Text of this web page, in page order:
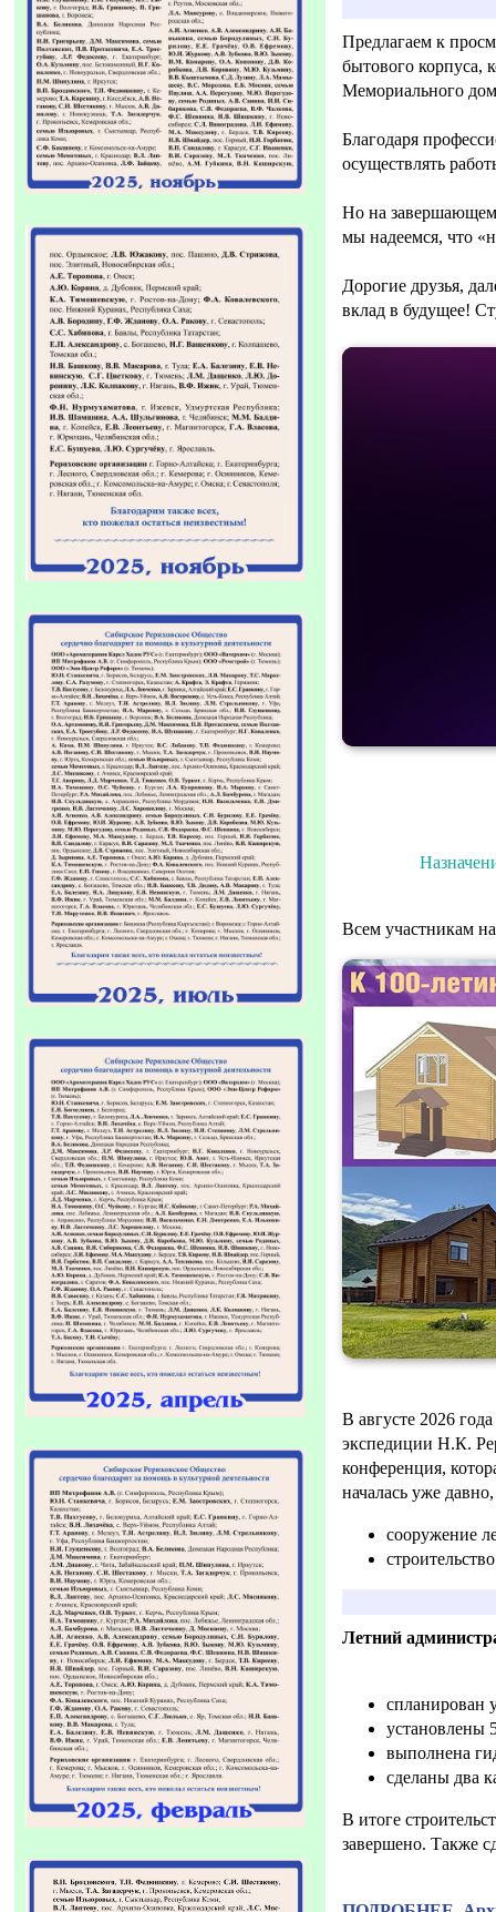
Предлагаем к
бытового корпуса,
Мемориального
Благодаря
осуществлять
Но на завершающем
мы надеемся, что
Дорогие друзья,
вклад в будущее!
Всем участникам
В августе 2026
экспедиции Н.К.
конференция,
началась уже
сооружение
Летний
спланирован
установлены
выполнена
сделаны два
В итоге
завершено. Также